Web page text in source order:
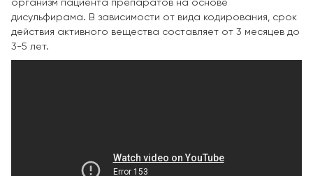
организм пациента препаратов на основе
дисульфирама. В зависимости от вида кодирования, срок
действия активного вещества составляет от 3 месяцев до
3-5 лет.